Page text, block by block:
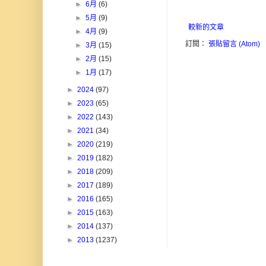
較新的文章
訂閱： 張貼留言 (Atom)
►6月(6)
►5月(9)
►4月(9)
►3月(15)
►2月(15)
► 1月(17)
► 2024 (97)
► 2023 (65)
► 2022 (143)
► 2021 (34)
► 2020 (219)
► 2019 (182)
► 2018 (209)
► 2017 (189)
► 2016 (165)
► 2015 (163)
► 2014 (137)
► 2013 (1237)